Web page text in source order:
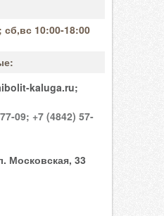
сб,вс 10:00-18:00
kaluga.ru;
09; +7 (4842) 57-
Московская, 33